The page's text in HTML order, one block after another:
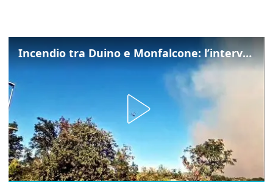
Incendio tra Duino e Monfalcone: l’intervento dei vigili del fuoco